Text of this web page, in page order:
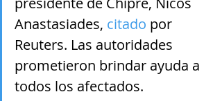
Anastasiades, citado por
Reuters. Las autoridades
prometieron brindar ayuda a
todos los afectados.